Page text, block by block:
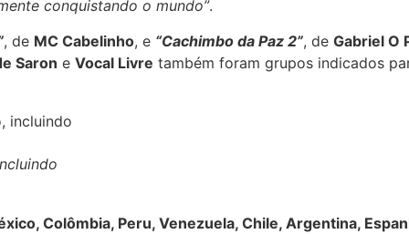
conquistando o mundo”.
, de MC Cabelinho, e “Cachimbo da Paz 2”, de Gabriel O
Saron e Vocal Livre também foram grupos indicados
Colômbia, Peru, Venezuela, Chile, Argentina,